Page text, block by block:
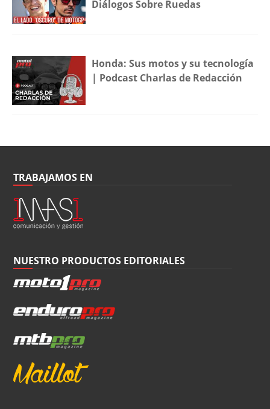
Diálogos Sobre Ruedas
Honda: Sus motos y su tecnología
| Podcast Charlas de Redacción
TRABAJAMOS EN
NUESTRO PRODUCTOS EDITORIALES